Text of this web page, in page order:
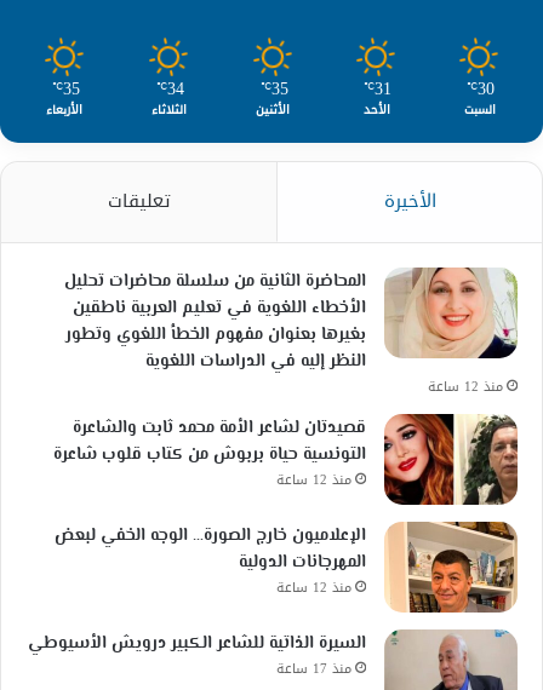
30
℃
السبت
31
℃
الأحد
35
℃
الأثنين
34
℃
الثلاثاء
35
℃
الأربعاء
الأخيرة تعليقات
المحاضرة الثانية من سلسلة محاضرات تحليل
الأخطاء اللغوية في تعليم العربية ناطقين
بغيرها بعنوان مفهوم الخطأ اللغوي وتطور
النظر إليه في الدراسات اللغوية
منذ 12 ساعة
قصيدتان لشاعر الأمة محمد ثابت والشاعرة
التونسية حياة بربوش من كتاب قلوب شاعرة
منذ 12 ساعة
الإعلاميون خارج الصورة… الوجه الخفي لبعض
المهرجانات الدولية
منذ 12 ساعة
السيرة الذاتية للشاعر الكبير درويش الأسيوطي
منذ 17 ساعة